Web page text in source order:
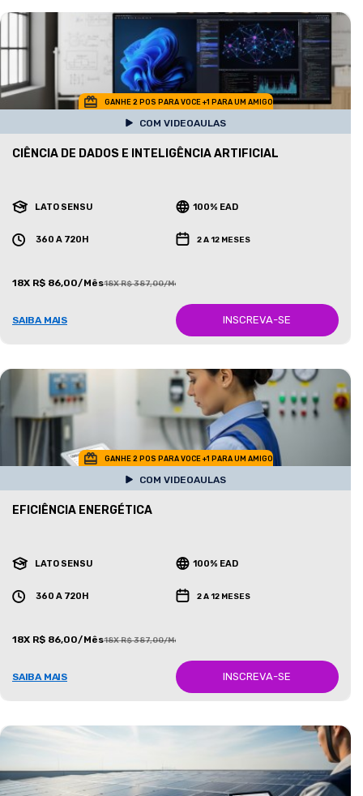
GANHE 2 POS PARA VOCE +1 PARA UM AMIGO
COM VIDEOAULAS
CIÊNCIA DE DADOS E INTELIGÊNCIA ARTIFICIAL
LATO SENSU 100% EAD
360 A 720H 2 A 12 MESES
18X R$ 86,00/Mês18X R$ 387,00/Mês
SAIBA MAIS INSCREVA-SE
GANHE 2 POS PARA VOCE +1 PARA UM AMIGO
COM VIDEOAULAS
EFICIÊNCIA ENERGÉTICA
LATO SENSU 100% EAD
360 A 720H 2 A 12 MESES
18X R$ 86,00/Mês18X R$ 387,00/Mês
SAIBA MAIS INSCREVA-SE